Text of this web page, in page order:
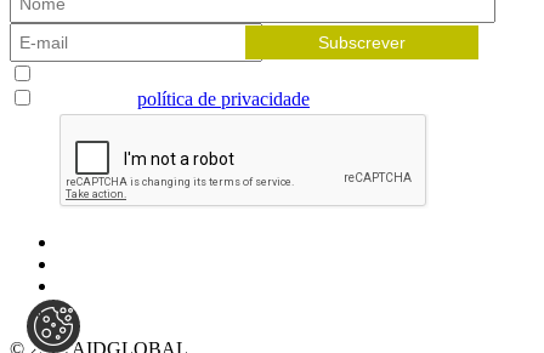
política de privacidade